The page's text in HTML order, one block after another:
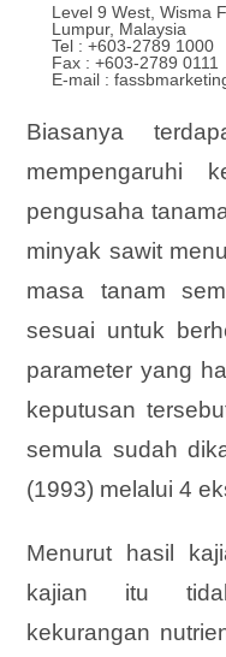
Level 9 West, Wisma
Lumpur, Malaysia
Tel : +603-2789 1000
Fax : +603-2789 0111
E-mail :
Biasanya
mempengaruhi
pengusaha
minyak sawit
masa tanam
sesuai untuk
parameter yang
keputusan
semula sudah
(1993) melalui 4
Menurut hasil
kajian itu
kekurangan